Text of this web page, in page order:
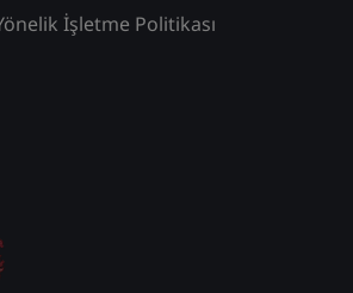
İşletme Politikası